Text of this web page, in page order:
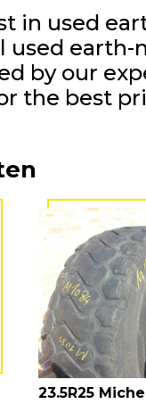
in used
used earth-
by our
the best
23.5R25